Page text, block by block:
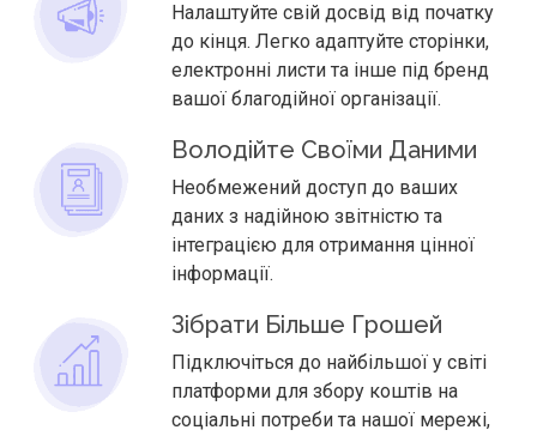
Налаштуйте свій досвід від початку
до кінця. Легко адаптуйте сторінки,
електронні листи та інше під бренд
вашої благодійної організації.
Володійте Своїми Даними
Необмежений доступ до ваших
даних з надійною звітністю та
інтеграцією для отримання цінної
інформації.
Зібрати Більше Грошей
Підключіться до найбільшої у світі
платформи для збору коштів на
соціальні потреби та нашої мережі,